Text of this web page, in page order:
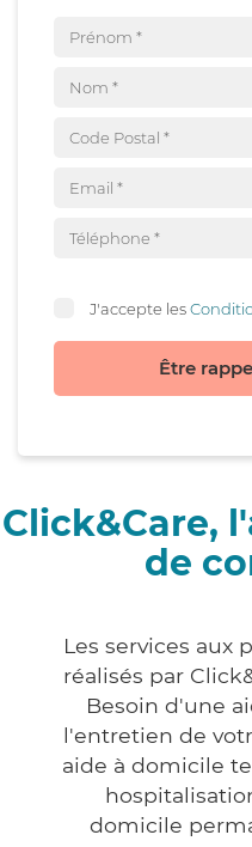
J'accepte les
Être
Click&Care,
de
Les services aux
réalisés par
Besoin d'une
l'entretien de
aide à domicile
domicile